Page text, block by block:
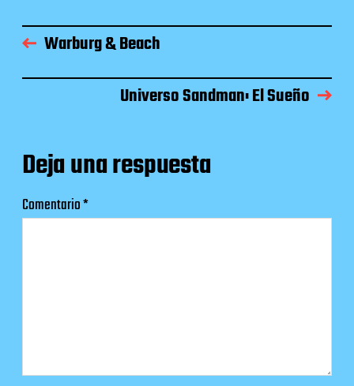
Warburg & Beach
Universo Sandman: El Sueño
Deja una respuesta
Comentario*